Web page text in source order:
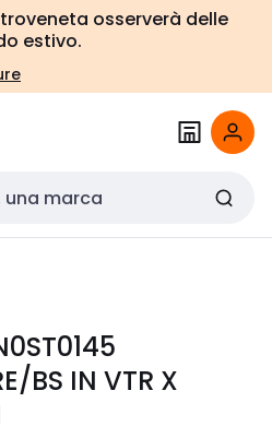
osserverà delle
estivo.
BS IN VTR X